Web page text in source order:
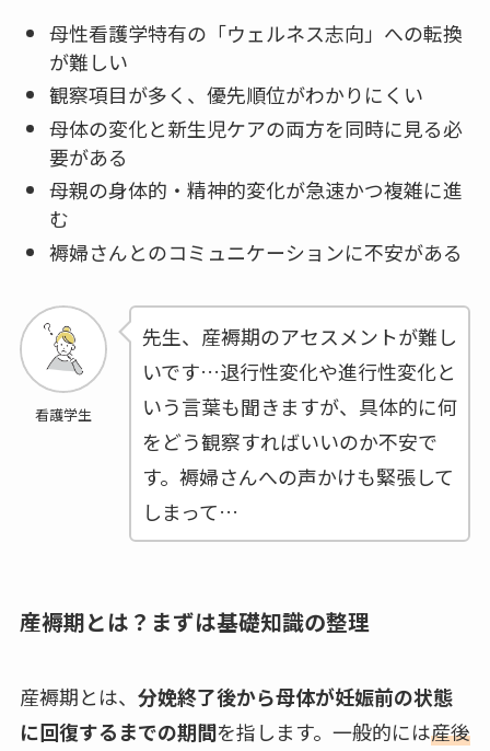
母性看護学特有の「ウェルネス志向」への転換
が難しい
観察項目が多く、優先順位がわかりにくい
母体の変化と新生児ケアの両方を同時に見る必
要がある
母親の身体的・精神的変化が急速かつ複雑に進
む
褥婦さんとのコミュニケーションに不安がある
看護学生
先生、産褥期のアセスメントが難し
いです…退行性変化や進行性変化と
いう言葉も聞きますが、具体的に何
をどう観察すればいいのか不安で
す。褥婦さんへの声かけも緊張して
しまって…
産褥期とは？まずは基礎知識の整理
産褥期とは、 分娩終了後から母体が妊娠前の状態
に回復するまでの期間を指します。一般的には産後